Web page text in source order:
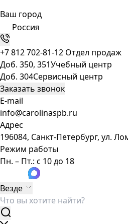
Ваш город
Россия
+7 812 702-81-12 Отдел продаж
Доб. 350, 351Учебный центр
Доб. 304Сервисный центр
Заказать звонок
E-mail
info@carolinaspb.ru
Адрес
196084, Санкт-Петербург, ул.
Режим работы
Пн. – Пт.: с 10 до 18
Везде